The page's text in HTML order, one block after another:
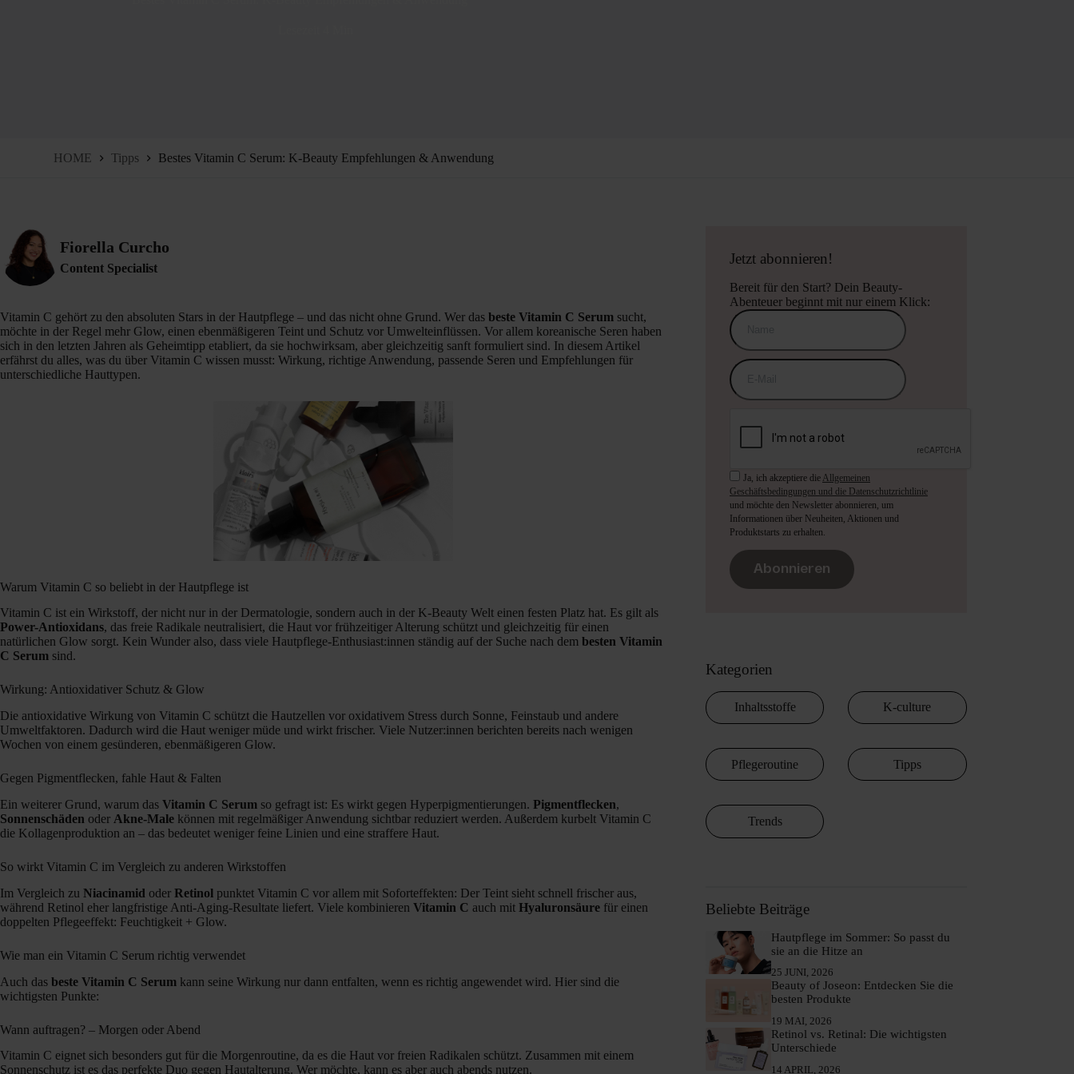
HOME Tipps Bestes Vitamin C Serum: K‑Beauty Empfehlungen & Anwendung
Fiorella Curcho
Content Specialist
Vitamin C gehört zu den absoluten Stars in der Hautpflege – und das nicht ohne Grund. Wer das beste Vitamin C Serum sucht,
möchte in der Regel mehr Glow, einen ebenmäßigeren Teint und Schutz vor Umwelteinflüssen. Vor allem koreanische Seren haben
sich in den letzten Jahren als Geheimtipp etabliert, da sie hochwirksam, aber gleichzeitig sanft formuliert sind. In diesem Artikel
erfährst du alles, was du über Vitamin C wissen musst: Wirkung, richtige Anwendung, passende Seren und Empfehlungen für
unterschiedliche Hauttypen.
Warum Vitamin C so beliebt in der Hautpflege ist
Vitamin C ist ein Wirkstoff, der nicht nur in der Dermatologie, sondern auch in der K-Beauty Welt einen festen Platz hat. Es gilt als
Power-Antioxidans, das freie Radikale neutralisiert, die Haut vor frühzeitiger Alterung schützt und gleichzeitig für einen
natürlichen Glow sorgt. Kein Wunder also, dass viele Hautpflege-Enthusiast:innen ständig auf der Suche nach dem besten Vitamin
C Serum sind.
Wirkung: Antioxidativer Schutz & Glow
Die antioxidative Wirkung von Vitamin C schützt die Hautzellen vor oxidativem Stress durch Sonne, Feinstaub und andere
Umweltfaktoren. Dadurch wird die Haut weniger müde und wirkt frischer. Viele Nutzer:innen berichten bereits nach wenigen
Wochen von einem gesünderen, ebenmäßigeren Glow.
Gegen Pigmentflecken, fahle Haut & Falten
Ein weiterer Grund, warum das Vitamin C Serum so gefragt ist: Es wirkt gegen Hyperpigmentierungen. Pigmentflecken,
Sonnenschäden oder Akne-Male können mit regelmäßiger Anwendung sichtbar reduziert werden. Außerdem kurbelt Vitamin C
die Kollagenproduktion an – das bedeutet weniger feine Linien und eine straffere Haut.
So wirkt Vitamin C im Vergleich zu anderen Wirkstoffen
Im Vergleich zu Niacinamid oder Retinol punktet Vitamin C vor allem mit Soforteffekten: Der Teint sieht schnell frischer aus,
während Retinol eher langfristige Anti-Aging-Resultate liefert. Viele kombinieren Vitamin C auch mit Hyaluronsäure für einen
doppelten Pflegeeffekt: Feuchtigkeit + Glow.
Wie man ein Vitamin C Serum richtig verwendet
Auch das beste Vitamin C Serum kann seine Wirkung nur dann entfalten, wenn es richtig angewendet wird. Hier sind die
wichtigsten Punkte:
Wann auftragen? – Morgen oder Abend
Vitamin C eignet sich besonders gut für die Morgenroutine, da es die Haut vor freien Radikalen schützt. Zusammen mit einem
Sonnenschutz ist es das perfekte Duo gegen Hautalterung. Wer möchte, kann es aber auch abends nutzen.
Jetzt abonnieren!
Bereit für den Start? Dein Beauty-
Abenteuer beginnt mit nur einem Klick:
Ja, ich akzeptiere die Allgemeinen
Geschäftsbedingungen und die Datenschutzrichtlinie
und möchte den Newsletter abonnieren, um
Informationen über Neuheiten, Aktionen und
Produktstarts zu erhalten.
Abonnieren
Kategorien
Inhaltsstoffe K-culture
Pflegeroutine Tipps
Trends
Beliebte Beiträge
Hautpflege im Sommer: So passt du
sie an die Hitze an
25 JUNI, 2026
Beauty of Joseon: Entdecken Sie die
besten Produkte
19 MAI, 2026
Retinol vs. Retinal: Die wichtigsten
Unterschiede
14 APRIL, 2026